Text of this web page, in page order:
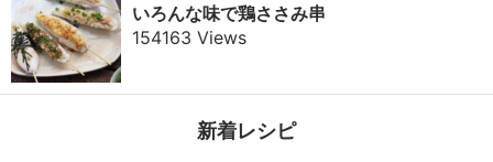
いろんな味で鶏ささみ串
154163 Views
新着レシピ